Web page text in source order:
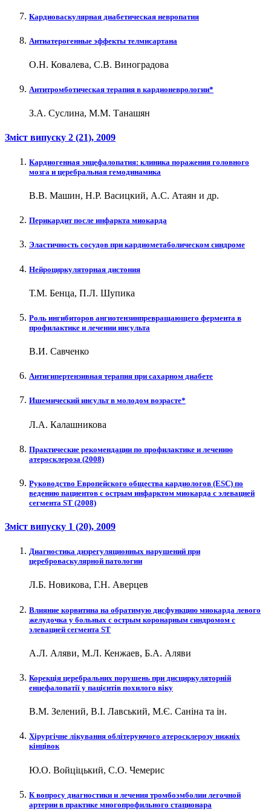
Кардиоваскулярная диабетическая невропатия
Антиатерогенные эффекты телмисартана
О.Н. Ковалева, С.В. Виноградова
Антитромботическая терапия в кардионеврологии*
З.А. Суслина, М.М. Танашян
Зміст випуску 2 (21), 2009
Кардиогенная энцефалопатия: клиника поражения головного
мозга и церебральная гемодинамика
В.В. Машин, Н.Р. Васицкий, А.С. Атаян и др.
Перикардит после инфаркта миокарда
Эластичность сосудов при кардиометаболическом синдроме
Нейроциркуляторная дистония
Т.М. Бенца, П.Л. Шупика
Роль ингибиторов ангиотензинпревращающего фермента в
профилактике и лечении инсульта
В.И. Савченко
Антигипертензивная терапия при сахарном диабете
Ишемический инсульт в молодом возрасте*
Л.А. Калашникова
Практические рекомендации по профилактике и лечению
атеросклероза (2008)
Руководство Европейского общества кардиологов (ESC) по
ведению пациентов с острым инфарктом миокарда с элевацией
сегмента ST (2008)
Зміст випуску 1 (20), 2009
Диагностика дизрегуляционных нарушений при
цереброваскулярной патологии
Л.Б. Новикова, Г.Н. Аверцев
Влияние корвитина на обратимую дисфункцию миокарда левого
желудочка у больных c острым коронарным синдромом с
элевацией сегмента ST
А.Л. Аляви, М.Л. Кенжаев, Б.А. Аляви
Корекція церебральних порушень при дисциркуляторній
енцефалопатії у пацієнтів похилого віку
В.М. Зелений, В.І. Лавський, М.Є. Саніна та ін.
Хірургічне лікування облітеруючого атеросклерозу нижніх
кінцівок
Ю.О. Войціцький, С.О. Чемерис
К вопросу диагностики и лечения тромбоэмболии легочной
артерии в практике многопрофильного стационара